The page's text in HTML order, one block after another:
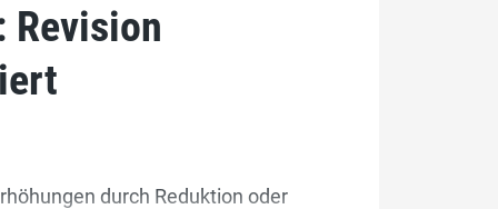
durch Reduktion oder